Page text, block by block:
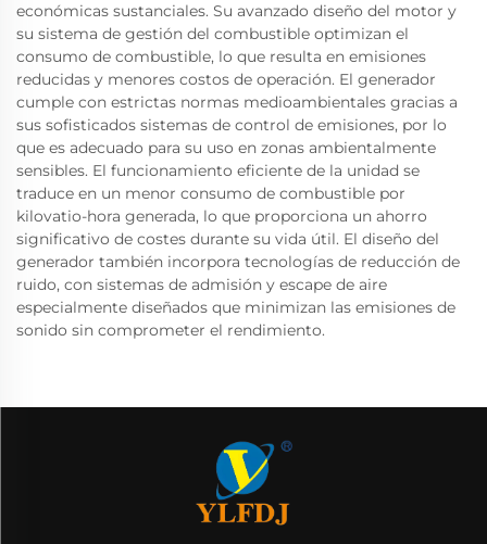
económicas sustanciales. Su avanzado diseño del motor y
su sistema de gestión del combustible optimizan el
consumo de combustible, lo que resulta en emisiones
reducidas y menores costos de operación. El generador
cumple con estrictas normas medioambientales gracias a
sus sofisticados sistemas de control de emisiones, por lo
que es adecuado para su uso en zonas ambientalmente
sensibles. El funcionamiento eficiente de la unidad se
traduce en un menor consumo de combustible por
kilovatio-hora generada, lo que proporciona un ahorro
significativo de costes durante su vida útil. El diseño del
generador también incorpora tecnologías de reducción de
ruido, con sistemas de admisión y escape de aire
especialmente diseñados que minimizan las emisiones de
sonido sin comprometer el rendimiento.